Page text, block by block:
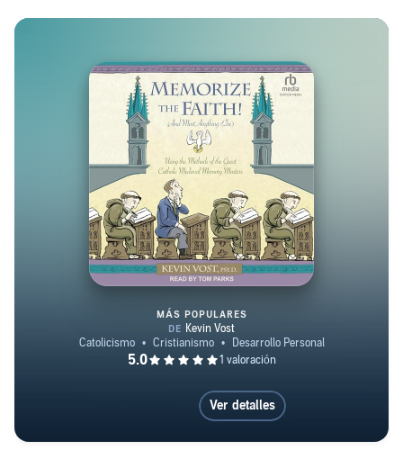
Memorize the Faith! (and Most
MÁS POPULARES
Ver detalles